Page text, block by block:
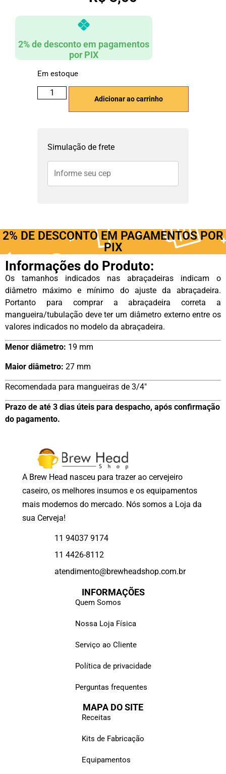
2% de desconto em pagamentos
por PIX
Em estoque
Adicionar ao carrinho
Simulação de frete
2% DE DESCONTO EM PAGAMENTOS POR
PIX
Informações do Produto:
Os tamanhos indicados nas abraçadeiras indicam o
diâmetro máximo e mínimo do ajuste da abraçadeira.
Portanto para comprar a abraçadeira correta a
mangueira/tubulação deve ter um diâmetro externo entre os
valores indicados no modelo da abraçadeira.
Menor diâmetro: 19 mm
Maior diâmetro: 27 mm
Recomendada para mangueiras de 3/4″
Prazo de até 3 dias úteis para despacho, após confirmação
do pagamento.
A Brew Head nasceu para trazer ao cervejeiro
caseiro, os melhores insumos e os equipamentos
mais modernos do mercado. Nós somos a Loja da
sua Cerveja!
11 94037 9174
11 4426-8112
atendimento@brewheadshop.com.br
INFORMAÇÕES
Quem Somos
Nossa Loja Física
Serviço ao Cliente
Política de privacidade
Perguntas frequentes
MAPA DO SITE
Receitas
Kits de Fabricação
Equipamentos